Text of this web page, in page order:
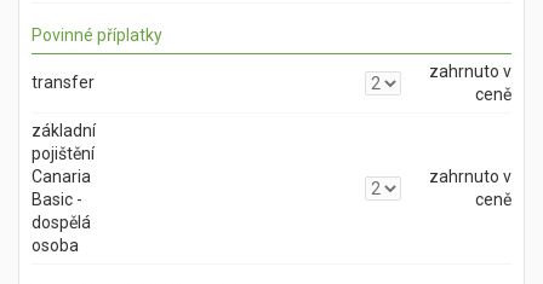
Povinné příplatky
transfer
zahrnuto v
ceně
základní
pojištění
Canaria
Basic -
dospělá
osoba
zahrnuto v
ceně